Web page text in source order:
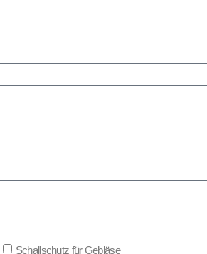
Schallschutz für Gebläse